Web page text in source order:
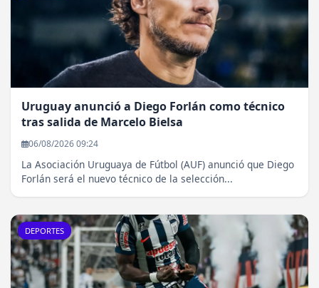
Uruguay anunció a Diego Forlán como técnico
tras salida de Marcelo Bielsa
06/08/2026 09:24
La Asociación Uruguaya de Fútbol (AUF) anunció que Diego
Forlán será el nuevo técnico de la selección...
DEPORTES